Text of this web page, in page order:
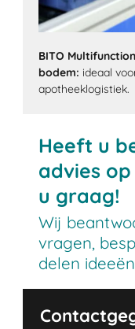
BITO
bodem: ideaal
apotheeklogistiek.
Heeft u
advies
u graag!
Wij
vragen,
delen